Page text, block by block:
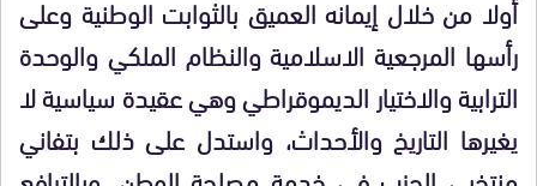
أولا من خلال إيمانه العميق بالثوابت الوطنية وعلى
رأسها المرجعية الاسلامية والنظام الملكي والوحدة
الترابية والاختيار الديموقراطي وهي عقيدة سياسية لا
يغيرها التاريخ والأحداث، واستدل على ذلك بتفاني